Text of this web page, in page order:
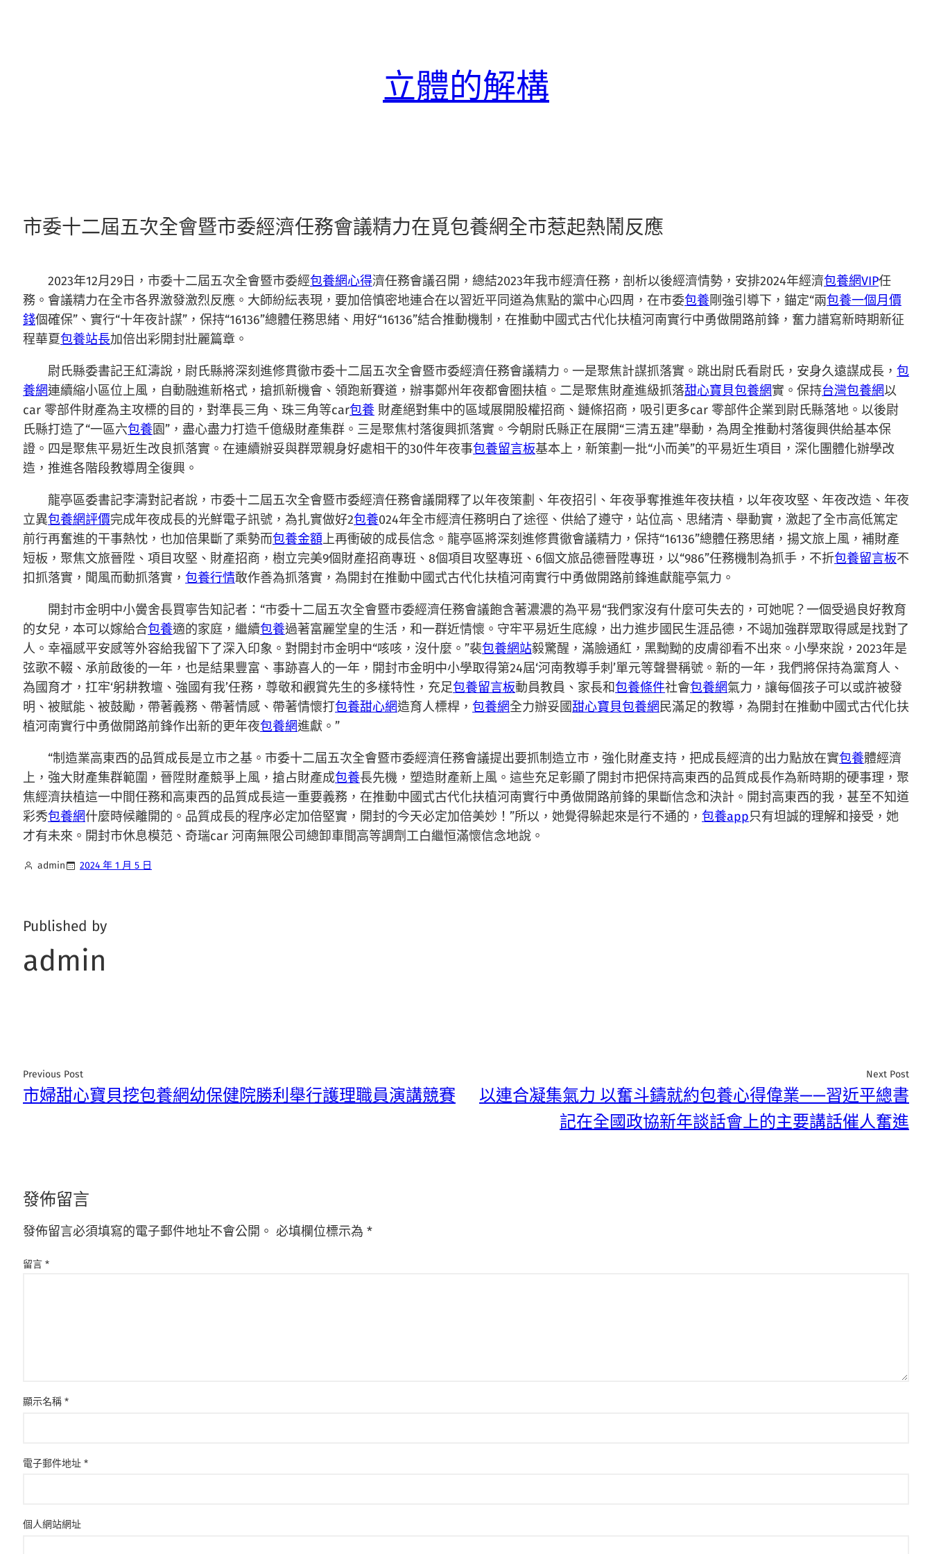
立體的解構
市委十二屆五次全會暨市委經濟任務會議精力在覓包養網全市惹起熱鬧反應
2023年12月29日，市委十二屆五次全會暨市委經包養網心得濟任務會議召開，總結2023年我市經濟任務，剖析以後經濟情勢，安排2024年經濟包養網VIP任
務。會議精力在全市各界激發激烈反應。大師紛紜表現，要加倍慎密地連合在以習近平同道為焦點的黨中心四周，在市委包養剛強引導下，錨定“兩包養一個月價
錢個確保”、實行“十年夜計謀”，保持“16136”總體任務思緒、用好“16136”結合推動機制，在推動中國式古代化扶植河南實行中勇做開路前鋒，奮力譜寫新時期新征
程華夏包養站長加倍出彩開封壯麗篇章。
尉氏縣委書記王紅濤說，尉氏縣將深刻進修貫徹市委十二屆五次全會暨市委經濟任務會議精力。一是聚焦計謀抓落實。跳出尉氏看尉氏，安身久遠謀成長， 包
養網連續縮小區位上風，自動融進新格式，搶抓新機會、領跑新賽道，辦事鄭州年夜都會圈扶植。二是聚焦財產進級抓落甜心寶貝包養網實。保持台灣包養網以
car 零部件財產為主攻標的目的，對準長三角、珠三角等car包養 財產絕對集中的區域展開股權招商、鏈條招商，吸引更多car 零部件企業到尉氏縣落地。以後尉
氏縣打造了“一區六包養園”，盡心盡力打造千億級財產集群。三是聚焦村落復興抓落實。今朝尉氏縣正在展開“三清五建”舉動，為周全推動村落復興供給基本保
證。四是聚焦平易近生改良抓落實。在連續辦妥與群眾親身好處相干的30件年夜事包養留言板基本上，新策劃一批“小而美”的平易近生項目，深化團體化辦學改
造，推進各階段教導周全復興。
龍亭區委書記李濤對記者說，市委十二屆五次全會暨市委經濟任務會議開釋了以年夜策劃、年夜招引、年夜爭奪推進年夜扶植，以年夜攻堅、年夜改造、年夜
立異包養網評價完成年夜成長的光鮮電子訊號，為扎實做好2包養024年全市經濟任務明白了途徑、供給了遵守，站位高、思緒清、舉動實，激起了全市高低篤定
前行再奮進的干事熱忱，也加倍果斷了乘勢而包養金額上再衝破的成長信念。龍亭區將深刻進修貫徹會議精力，保持“16136”總體任務思緒，揚文旅上風，補財產
短板，聚焦文旅晉陞、項目攻堅、財產招商，樹立完美9個財產招商專班、8個項目攻堅專班、6個文旅品德晉陞專班，以“986”任務機制為抓手，不折包養留言板不
扣抓落實，聞風而動抓落實， 包養行情敢作善為抓落實，為開封在推動中國式古代化扶植河南實行中勇做開路前鋒進獻龍亭氣力。
開封市金明中小黌舍長買寧告知記者：“市委十二屆五次全會暨市委經濟任務會議飽含著濃濃的為平易“我們家沒有什麼可失去的，可她呢？一個受過良好教育
的女兒，本可以嫁給合包養適的家庭，繼續包養過著富麗堂皇的生活，和一群近情懷。守牢平易近生底線，出力進步國民生涯品德，不竭加強群眾取得感是找對了
人。幸福感平安感等外容給我留下了深入印象。對開封市金明中“咳咳，沒什麼。”裴包養網站毅驚醒，滿臉通紅，黑黝黝的皮膚卻看不出來。小學來說，2023年是
弦歌不輟、承前啟後的一年，也是結果豐富、事跡喜人的一年，開封市金明中小學取得第24屆‘河南教導手刺’單元等聲譽稱號。新的一年，我們將保持為黨育人、
為國育才，扛牢‘躬耕教壇、強國有我’任務，尊敬和觀賞先生的多樣特性，充足包養留言板動員教員、家長和包養條件社會包養網氣力，讓每個孩子可以或許被發
明、被賦能、被鼓勵，帶著義務、帶著情感、帶著情懷打包養甜心網造育人標桿， 包養網全力辦妥國甜心寶貝包養網 民滿足的教導，為開封在推動中國式古代化扶
植河南實行中勇做開路前鋒作出新的更年夜包養網進獻。”
“制造業高東西的品質成長是立市之基。市委十二屆五次全會暨市委經濟任務會議提出要抓制造立市，強化財產支持，把成長經濟的出力點放在實包養體經濟
上，強大財產集群範圍，晉陞財產競爭上風，搶占財產成包養長先機，塑造財產新上風。這些充足彰顯了開封市把保持高東西的品質成長作為新時期的硬事理，聚
焦經濟扶植這一中間任務和高東西的品質成長這一重要義務，在推動中國式古代化扶植河南實行中勇做開路前鋒的果斷信念和決計。開封高東西的我，甚至不知道
彩秀包養網什麼時候離開的。品質成長的程序必定加倍堅實，開封的今天必定加倍美妙！”所以，她覺得躲起來是行不通的， 包養app只有坦誠的理解和接受，她
才有未來。開封市休息模范、奇瑞car 河南無限公司總卸車間高等調劑工白繼恒滿懷信念地說。
admin 2024 年 1 月 5 日
Published by
admin
Previous Post
市婦甜心寶貝挖包養網幼保健院勝利舉行護理職員演講競賽
Next Post
以連合凝集氣力 以奮斗鑄就約包養心得偉業——習近平總書
記在全國政協新年談話會上的主要講話催人奮進
發佈留言
發佈留言必須填寫的電子郵件地址不會公開。 必填欄位標示為 *
留言 *
顯示名稱 *
電子郵件地址 *
個人網站網址